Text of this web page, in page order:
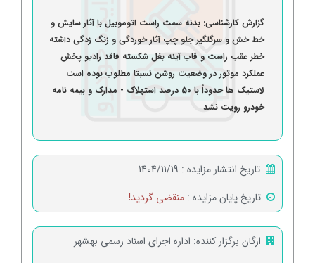
گزارش کارشناسی: بدنه سمت راست اتوموبیل با آثار سایش و
خط خش و سرگلگیر جلو چپ آثار خوردگی و زنگ زدگی داشته
خطر عقب راست و قاب آینه بغل شکسته فاقد رادیو پخش
عملکرد موتور در وضعیت روشن نسبتا مطلوب بوده است
لاستیک ها حدوداً با 50 درصد استهلاک - مدارک و بیمه نامه
خودرو رویت نشد
تاریخ انتشار مزایده : 1404/11/19
تاریخ پایان مزایده : منقضی گردید!
ارگان برگزار کننده: اداره اجرای اسناد رسمی بهشهر